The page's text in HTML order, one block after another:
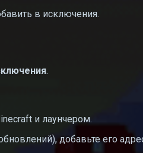
в исключения.
.
и лаунчером.
добавьте его